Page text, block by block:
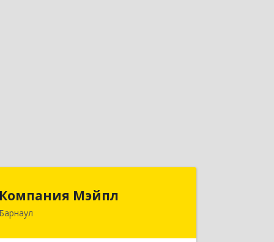
Компания Мэйпл
Барнаул
Компания Мэйпл
656038, Алтайский край, Барнаул г,